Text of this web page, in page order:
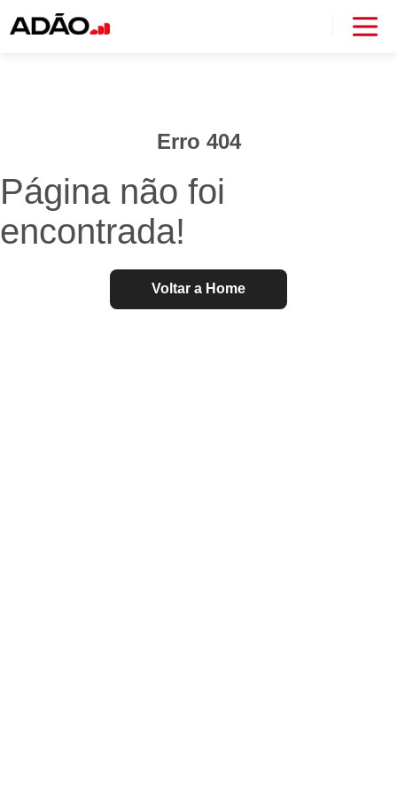
Erro 404
Página não foi
encontrada!
Voltar a Home